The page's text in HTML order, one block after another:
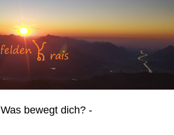
bewegt dich? -